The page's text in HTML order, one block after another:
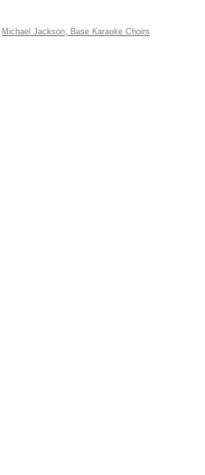
Michael Jackson, Base Karaoke Choirs